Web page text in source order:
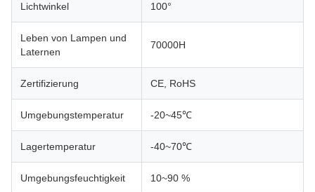
Lichtwinkel 100°
Leben von Lampen und
Laternen
70000H
Zertifizierung CE, RoHS
Umgebungstemperatur -20~45℃
Lagertemperatur -40~70℃
Umgebungsfeuchtigkeit 10~90 %